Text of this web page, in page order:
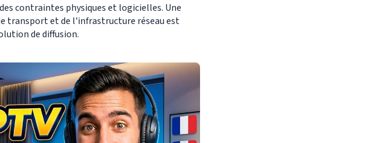
contraintes physiques et logicielles. Une
transport et de l'infrastructure réseau est
de diffusion.